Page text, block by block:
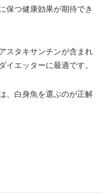
保つ健康効果が期待でき
スタキサンチンが含まれ
イエッターに最適です。
、白身魚を選ぶのが正解